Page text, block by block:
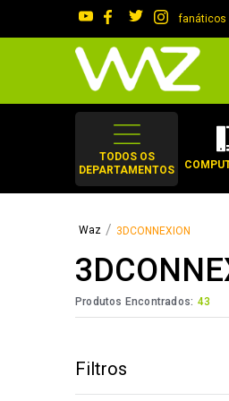
fanáticos
TODOS OS
DEPARTAMENTOS
3DCONNEXION
Produtos Encontrados: 43
Filtros